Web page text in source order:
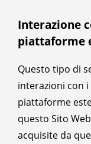
Interazione
piattaforme
Questo tipo di
interazioni con
piattaforme
questo Sito
acquisite da